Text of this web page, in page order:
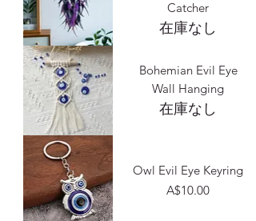
Catcher
在庫なし
Bohemian Evil Eye
Wall Hanging
在庫なし
Owl Evil Eye Keyring
価格
A$10.00